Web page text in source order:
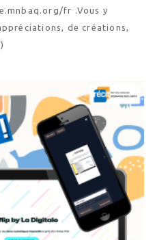
fr .Vous y
de créations,